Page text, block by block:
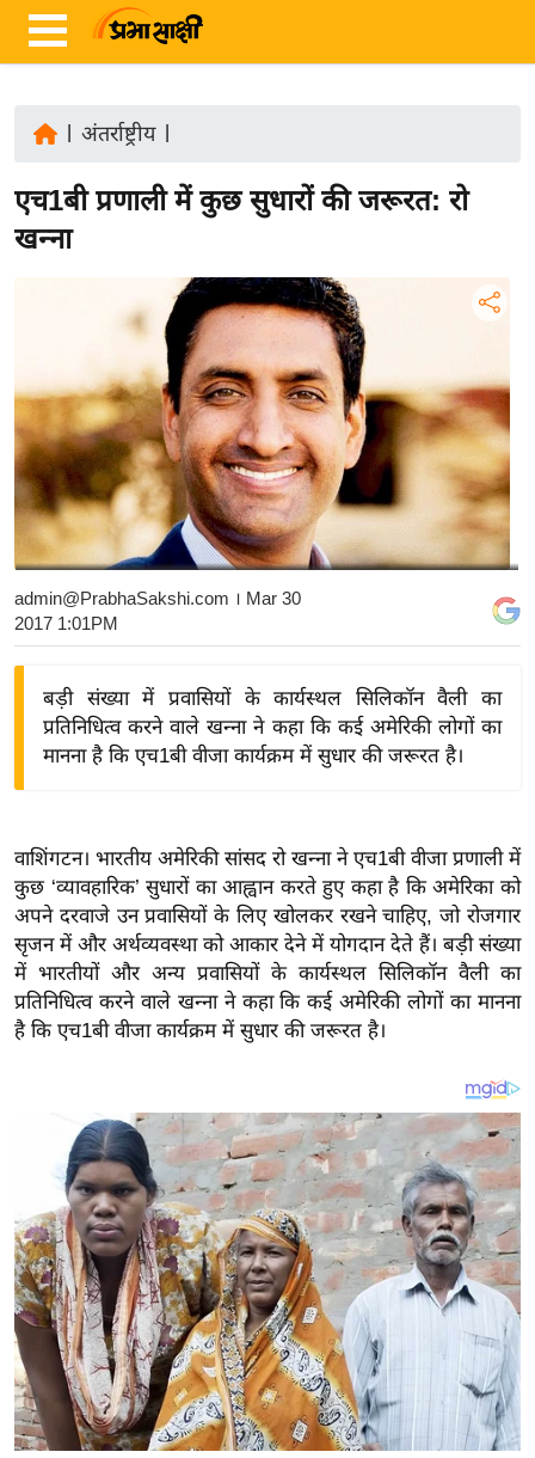
ज़ा
ख
य
अं
त
र्रा
ष्ट्री
य
बि
ज़
द्यो
ग
त
वि
शे
ष
ज्ञ
खे
ल
क्रि
के
I
P
L
अंतर्राष्ट्रीय|
एच1बी प्रणाली में कुछ सुधारों की जरूरत: रो
खन्ना
admin@PrabhaSakshi.com । Mar 30
2017 1:01PM
बड़ी संख्या में प्रवासियों के कार्यस्थल सिलिकॉन वैली का
प्रतिनिधित्व करने वाले खन्ना ने कहा कि कई अमेरिकी लोगों का
मानना है कि एच1बी वीजा कार्यक्रम में सुधार की जरूरत है।
वाशिंगटन। भारतीय अमेरिकी सांसद रो खन्ना ने एच1बी वीजा प्रणाली में
कुछ ‘व्यावहारिक’ सुधारों का आह्वान करते हुए कहा है कि अमेरिका को
अपने दरवाजे उन प्रवासियों के लिए खोलकर रखने चाहिए, जो रोजगार
सृजन में और अर्थव्यवस्था को आकार देने में योगदान देते हैं। बड़ी संख्या
में भारतीयों और अन्य प्रवासियों के कार्यस्थल सिलिकॉन वैली का
प्रतिनिधित्व करने वाले खन्ना ने कहा कि कई अमेरिकी लोगों का मानना
है कि एच1बी वीजा कार्यक्रम में सुधार की जरूरत है।